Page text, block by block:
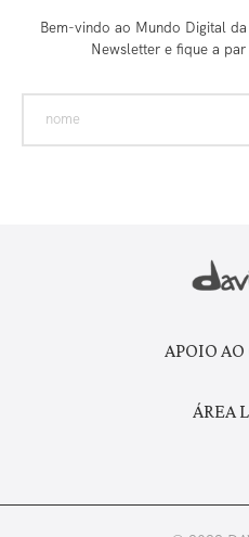
Bem-vindo ao Mundo Digital
Newsletter e fique a
APOIO
ÁREA